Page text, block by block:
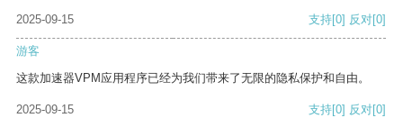
2025-09-15 支持[0] 反对[0]
游客
这款加速器VPM应用程序已经为我们带来了无限的隐私保护和自由。
2025-09-15 支持[0] 反对[0]